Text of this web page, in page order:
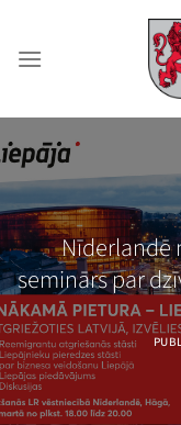
content
Nīderlandē
seminārs par